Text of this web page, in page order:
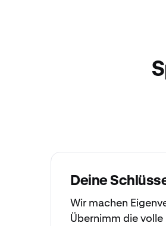
Deine
Wir machen
Übernimm die